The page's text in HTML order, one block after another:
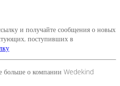
и получайте сообщения о новых
поступивших в
больше о компании Wedekind